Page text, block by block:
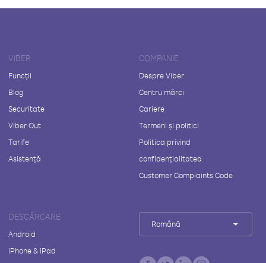
VIBER
Funcții
Blog
Securitate
Viber Out
Tarife
Asistență
COMPANIE
Despre Viber
Centru mărci
Cariere
Termeni și politici
Politica privind
confidențialitatea
Customer Complaints Code
DESCĂRCARE
Android
iPhone & iPad
Română